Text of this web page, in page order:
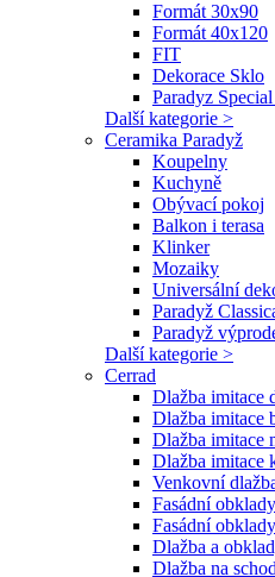
Formát 30x90
Formát 40x120
FIT
Dekorace Sklo
Paradyz
Další kategorie >
Ceramika Paradyž
Koupelny
Kuchyně
Obývací pokoj
Balkon i terasa
Klinker
Mozaiky
Universální
Paradyž
Paradyž
Další kategorie >
Cerrad
Dlažba imitace
Dlažba imitace
Dlažba imitace
Dlažba imitace
Venkovní
Fasádní
Fasádní
Dlažba a
Dlažba na